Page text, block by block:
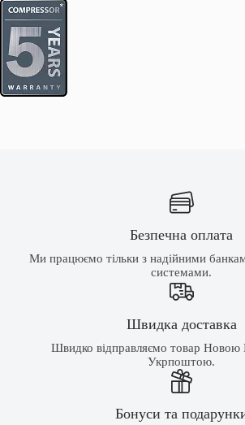
Безпечна оплата
Ми працюємо тільки з надійними
системами.
Швидка доставка
Швидко відправляємо товар
Укрпоштою.
Бонуси та